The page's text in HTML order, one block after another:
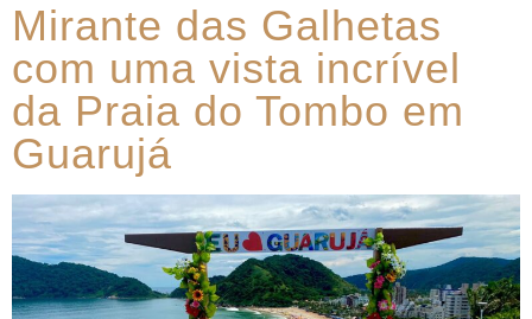
Mirante das Galhetas
com uma vista incrível
da Praia do Tombo em
Guarujá